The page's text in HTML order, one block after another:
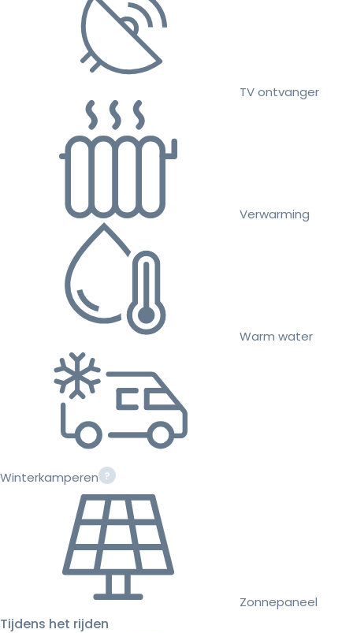
TV ontvanger
Verwarming
Warm water
Winterkamperen
Zonnepaneel
Tijdens het rijden